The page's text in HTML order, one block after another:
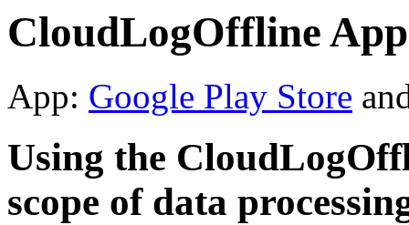
CloudLogOffline
App: Google Play Store
Using the
scope of data